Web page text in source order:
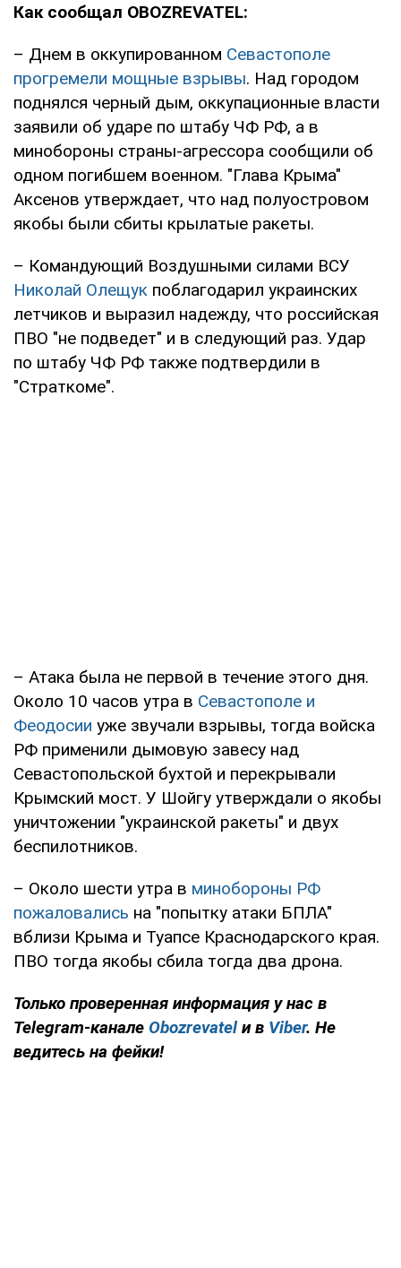
Как сообщал OBOZREVATEL:
– Днем в оккупированном Севастополе
прогремели мощные взрывы. Над городом
поднялся черный дым, оккупационные власти
заявили об ударе по штабу ЧФ РФ, а в
минобороны страны-агрессора сообщили об
одном погибшем военном. "Глава Крыма"
Аксенов утверждает, что над полуостровом
якобы были сбиты крылатые ракеты.
– Командующий Воздушными силами ВСУ
Николай Олещук поблагодарил украинских
летчиков и выразил надежду, что российская
ПВО "не подведет" и в следующий раз. Удар
по штабу ЧФ РФ также подтвердили в
"Страткоме".
– Атака была не первой в течение этого дня.
Около 10 часов утра в Севастополе и
Феодосии уже звучали взрывы, тогда войска
РФ применили дымовую завесу над
Севастопольской бухтой и перекрывали
Крымский мост. У Шойгу утверждали о якобы
уничтожении "украинской ракеты" и двух
беспилотников.
– Около шести утра в минобороны РФ
пожаловались на "попытку атаки БПЛА"
вблизи Крыма и Туапсе Краснодарского края.
ПВО тогда якобы сбила тогда два дрона.
Только проверенная информация у нас в
Telegram-канале Obozrevatelи в Viber. Не
ведитесь на фейки!